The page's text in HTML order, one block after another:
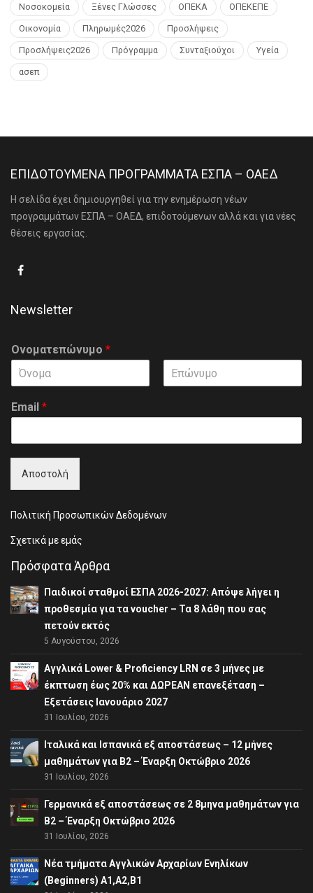
Νοσοκομεία Ξένες Γλώσσες ΟΠΕΚΑ ΟΠΕΚΕΠΕ
Οικονομία Πληρωμές2026 Προσλήψεις
Προσλήψεις2026 Πρόγραμμα Συνταξιούχοι Υγεία
ασεπ
ΕΠΙΔΟΤΟΥΜΕΝΑ ΠΡΟΓΡΑΜΜΑΤΑ ΕΣΠΑ – ΟΑΕΔ
Η σελίδα έχει δημιουργηθεί για την ενημέρωση νέων
προγραμμάτων ΕΣΠΑ – ΟΑΕΔ, επιδοτούμενων αλλά και για νέες
θέσεις εργασίας.
Newsletter
Ονοματεπώνυμο *
i
rEmail *
Αποστολή
Πολιτική Προσωπικών Δεδομένων
Σχετικά με εμάς
Πρόσφατα Άρθρα
Παιδικοί σταθμοί ΕΣΠΑ 2026-2027: Απόψε λήγει η
προθεσμία για τα voucher – Τα 8 λάθη που σας
πετούν εκτός
5 Αυγούστου, 2026
Αγγλικά Lower & Proficiency LRN σε 3 μήνες με
έκπτωση έως 20% και ΔΩΡΕΑΝ επανεξέταση –
Εξετάσεις Ιανουάριο 2027
31 Ιουλίου, 2026
Ιταλικά και Ισπανικά εξ αποστάσεως – 12 μήνες
μαθημάτων για B2 – Έναρξη Οκτώβριο 2026
31 Ιουλίου, 2026
Γερμανικά εξ αποστάσεως σε 2 8μηνα μαθημάτων για
Β2 – Έναρξη Οκτώβριο 2026
31 Ιουλίου, 2026
Νέα τμήματα Αγγλικών Αρχαρίων Ενηλίκων
(Beginners) A1,A2,B1